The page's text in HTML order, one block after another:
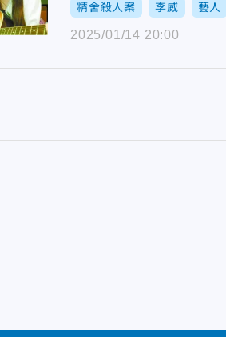
精舍殺人案 李威 藝人
2025/01/14 20:00